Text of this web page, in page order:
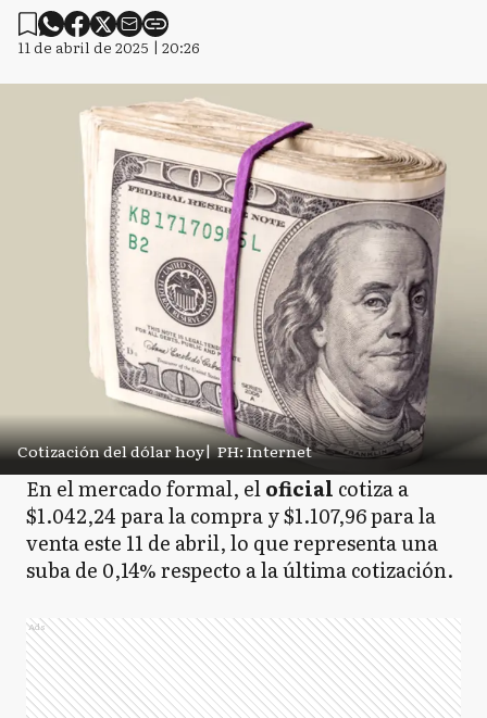
11 de abril de 2025 | 20:26
Cotización del dólar hoy| PH: Internet
En el mercado formal, eloficial cotiza a
$1.042,24 para la compra y $1.107,96 para la
venta este 11 de abril, lo que representa una
suba de 0,14% respecto a la última cotización.
Ads